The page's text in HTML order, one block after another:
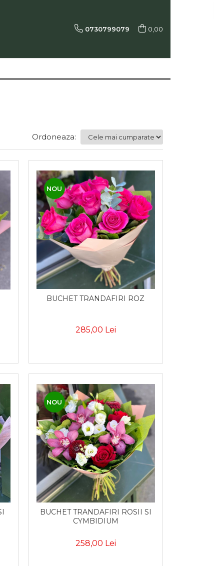
0730799079 0,00
Ordoneaza:
NOU
BUCHET TRANDAFIRI ROZ
285,00 Lei
NOU
BUCHET TRANDAFIRI ROSII SI
CYMBIDIUM
258,00 Lei